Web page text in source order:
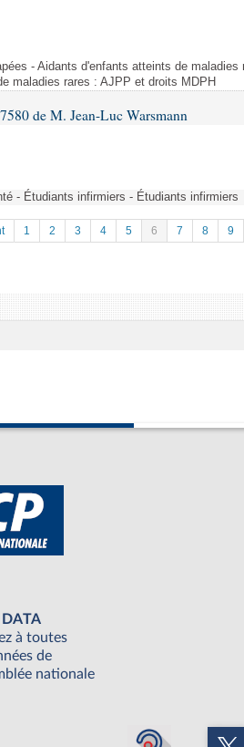
- Aidants d'enfants atteints de
maladies rares : AJPP et droits MDPH
de M. Jean-Luc Warsmann
- Étudiants infirmiers - Étudiants infirmiers
1 2 3 4 5 6 7 8 9
à toutes
de
nationale